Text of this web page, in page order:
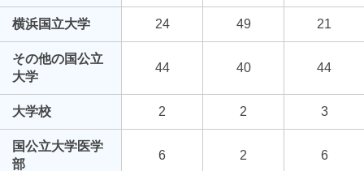
横浜国立大学 24 49 21
その他の国公立
大学
44 40 44
大学校 2 2 3
国公立大学医学
部
6 2 6